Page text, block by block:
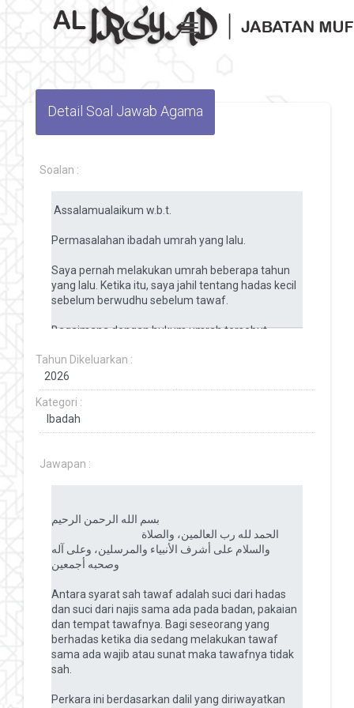
Toggle navigation
Detail Soal Jawab Agama
Soalan :
Tahun Dikeluarkan :
Kategori :
Jawapan :